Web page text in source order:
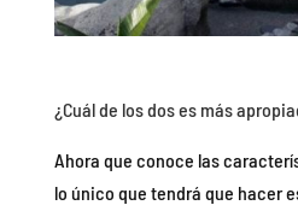
¿Cuál de los dos es más
Ahora que conoce las
lo único que tendrá que hacer